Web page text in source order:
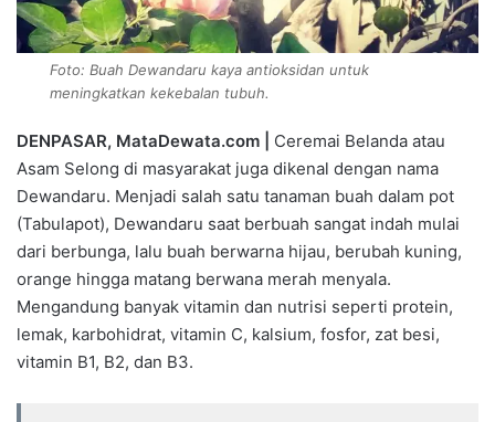
Foto: Buah Dewandaru kaya antioksidan untuk
meningkatkan kekebalan tubuh.
DENPASAR, MataDewata.com |
Ceremai Belanda atau
Asam Selong di masyarakat juga dikenal dengan nama
Dewandaru. Menjadi salah satu tanaman buah dalam pot
(Tabulapot), Dewandaru saat berbuah sangat indah mulai
dari berbunga, lalu buah berwarna hijau, berubah kuning,
orange hingga matang berwana merah menyala.
Mengandung banyak vitamin dan nutrisi seperti protein,
lemak, karbohidrat, vitamin C, kalsium, fosfor, zat besi,
vitamin B1, B2, dan B3.